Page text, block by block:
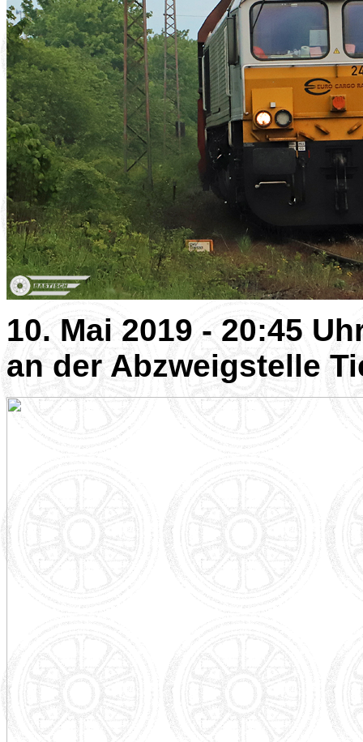
10. Mai 2019 - 20:45
an der Abzweigstelle